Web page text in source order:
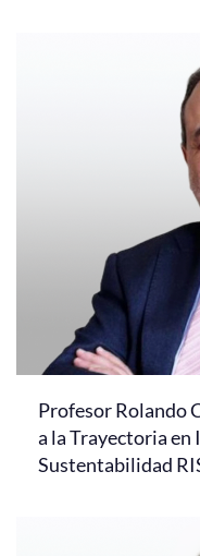
Profesor Rolando
a la Trayectoria en
Sustentabilidad